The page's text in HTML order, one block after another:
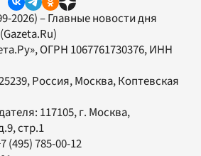
2026) – Главные новости дня
(Gazeta.Ru)
, ОГРН 1067761730376, ИНН
Россия, Москва, Коптевская
117105, г. Москва,
стр.1
(495) 785-00-12